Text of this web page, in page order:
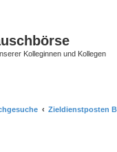
Kolleginnen und Kollegen
Zieldienstposten